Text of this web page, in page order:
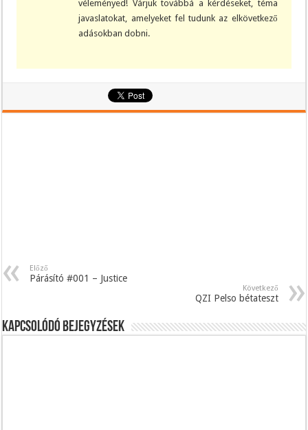
véleményed! Várjuk továbbá a kérdéseket, téma
javaslatokat, amelyeket fel tudunk az elkövetkező
adásokban dobni.
Előző
Párásító #001 – Justice
Következő
QZI Pelso bétateszt
Kapcsolódó bejegyzések